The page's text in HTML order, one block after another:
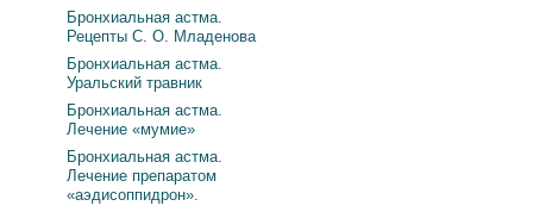
Бронхиальная астма.
Рецепты С. О. Младенова
Бронхиальная астма.
Уральский травник
Бронхиальная астма.
Лечение «мумие»
Бронхиальная астма.
Лечение препаратом
«аэдисоппидрон».